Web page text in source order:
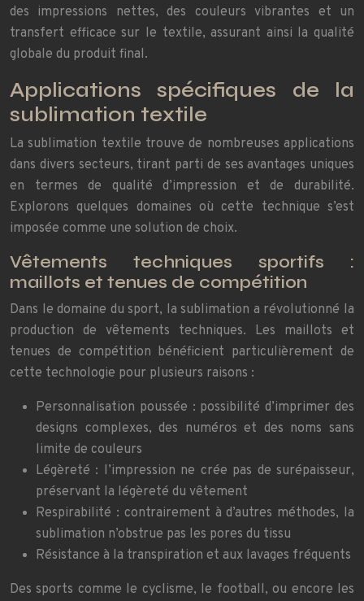
des impressions nettes, des couleurs vibrantes et un
transfert efficace sur le textile, assurant ainsi la qualité
globale du produit final.
Applications spécifiques de la
sublimation textile
La sublimation textile trouve de nombreuses applications
dans divers secteurs, tirant parti de ses avantages uniques
en termes de qualité d’impression et de durabilité.
Explorons quelques domaines où cette technique s’est
imposée comme une solution de choix.
Vêtements techniques sportifs :
maillots et tenues de compétition
Dans le domaine du sport, la sublimation a révolutionné la
production de vêtements techniques. Les maillots et
tenues de compétition bénéficient particulièrement de
cette technologie pour plusieurs raisons :
Personnalisation poussée : possibilité d’imprimer des
designs complexes, des numéros et des noms sans
limite de couleurs
Légèreté : l’impression ne crée pas de surépaisseur,
préservant la légèreté du vêtement
Respirabilité : contrairement à d’autres méthodes, la
sublimation n’obstrue pas les pores du tissu
Résistance à la transpiration et aux lavages fréquents
Des sports comme le cyclisme, le football, ou encore les